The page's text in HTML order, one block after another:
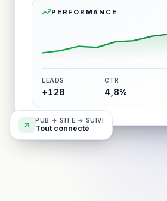
PERFORMANCE
LEADS
+128
CTR
4,8%
PUB → SITE → SUIVI
Tout connecté